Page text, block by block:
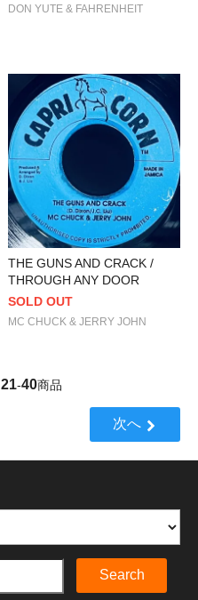
DON YUTE & FAHRENHEIT
THE GUNS AND CRACK /
THROUGH ANY DOOR
SOLD OUT
MC CHUCK & JERRY JOHN
21-40商品
次へ
Search